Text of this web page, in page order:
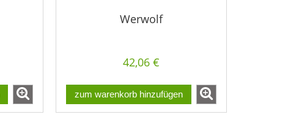
Werwolf
42,06 €
zum warenkorb hinzufügen